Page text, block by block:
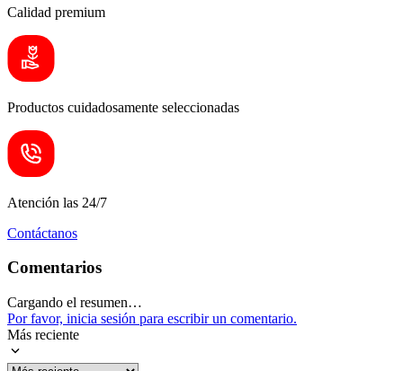
Calidad premium
Productos cuidadosamente seleccionadas
Atención las 24/7
Contáctanos
Comentarios
Cargando el resumen…
Por favor, inicia sesión para escribir un comentario.
Más reciente